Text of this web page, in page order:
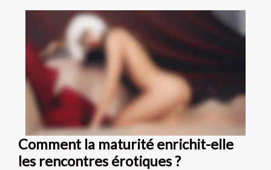
Comment la maturité enrichit-elle
les rencontres érotiques ?